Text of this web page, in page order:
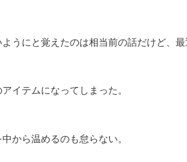
うにと覚えたのは相当前の話だけど、
イテムになってしまった。
から温めるのも怠らない。